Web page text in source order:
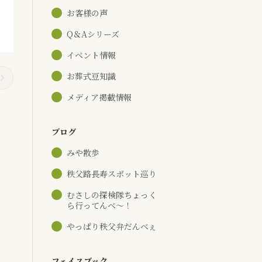
お客様の声
Q＆Aシリーズ
イベント情報
お葬式豆知識
メディア掲載情報
ブログ
みや散歩
秩父路長寿スポット巡り
むさしの探検隊ちょっく
ら行ってんべ～！
やっぱり秩父弁だんべぇ